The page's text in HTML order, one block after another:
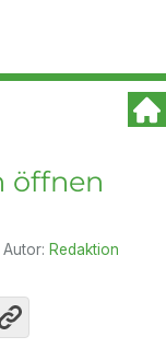
öffnen
Autor: Redaktion